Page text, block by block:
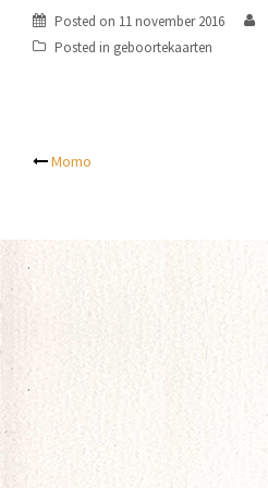
Posted on 11 november 2016
Posted in geboortekaarten
Post
Momo